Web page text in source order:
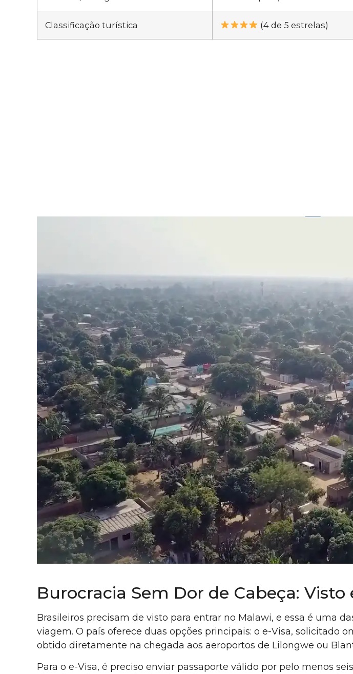
Classificação turística (4 de 5 estrelas)
Burocracia Sem Dor de Cabeça: Visto
Brasileiros precisam de visto para entrar no Malawi, e essa é uma
viagem. O país oferece duas opções principais: o e-Visa, solicitado
obtido diretamente na chegada aos aeroportos de Lilongwe ou
Para o e-Visa, é preciso enviar passaporte válido por pelo menos